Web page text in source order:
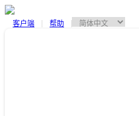
客户端 帮助